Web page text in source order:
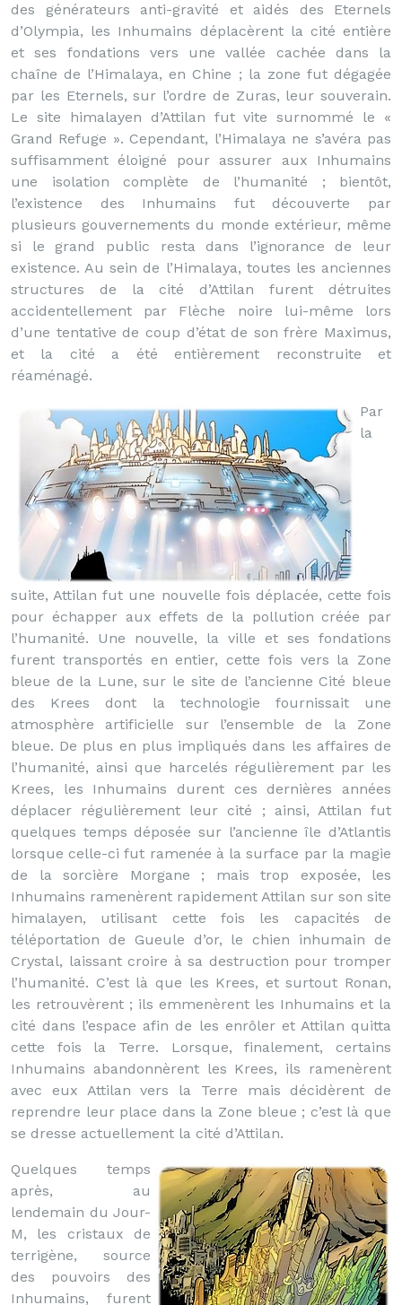
des générateurs anti-gravité et aidés des Eternels
d’Olympia, les Inhumains déplacèrent la cité entière
et ses fondations vers une vallée cachée dans la
chaîne de l’Himalaya, en Chine ; la zone fut dégagée
par les Eternels, sur l’ordre de Zuras, leur souverain.
Le site himalayen d’Attilan fut vite surnommé le «
Grand Refuge ». Cependant, l’Himalaya ne s’avéra pas
suffisamment éloigné pour assurer aux Inhumains
une isolation complète de l’humanité ; bientôt,
l’existence des Inhumains fut découverte par
plusieurs gouvernements du monde extérieur, même
si le grand public resta dans l’ignorance de leur
existence. Au sein de l’Himalaya, toutes les anciennes
structures de la cité d’Attilan furent détruites
accidentellement par Flèche noire lui-même lors
d’une tentative de coup d’état de son frère Maximus,
et la cité a été entièrement reconstruite et
réaménagé.
Par
la
suite, Attilan fut une nouvelle fois déplacée, cette fois
pour échapper aux effets de la pollution créée par
l’humanité. Une nouvelle, la ville et ses fondations
furent transportés en entier, cette fois vers la Zone
bleue de la Lune, sur le site de l’ancienne Cité bleue
des Krees dont la technologie fournissait une
atmosphère artificielle sur l’ensemble de la Zone
bleue. De plus en plus impliqués dans les affaires de
l’humanité, ainsi que harcelés régulièrement par les
Krees, les Inhumains durent ces dernières années
déplacer régulièrement leur cité ; ainsi, Attilan fut
quelques temps déposée sur l’ancienne île d’Atlantis
lorsque celle-ci fut ramenée à la surface par la magie
de la sorcière Morgane ; mais trop exposée, les
Inhumains ramenèrent rapidement Attilan sur son site
himalayen, utilisant cette fois les capacités de
téléportation de Gueule d’or, le chien inhumain de
Crystal, laissant croire à sa destruction pour tromper
l’humanité. C’est là que les Krees, et surtout Ronan,
les retrouvèrent ; ils emmenèrent les Inhumains et la
cité dans l’espace afin de les enrôler et Attilan quitta
cette fois la Terre. Lorsque, finalement, certains
Inhumains abandonnèrent les Krees, ils ramenèrent
avec eux Attilan vers la Terre mais décidèrent de
reprendre leur place dans la Zone bleue ; c’est là que
se dresse actuellement la cité d’Attilan.
Quelques temps
après, au
lendemain du Jour-
M, les cristaux de
terrigène, source
des pouvoirs des
Inhumains, furent